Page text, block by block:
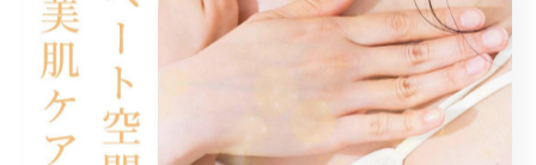
2025/10/17
しみ・くすみ・ハリ不足に。